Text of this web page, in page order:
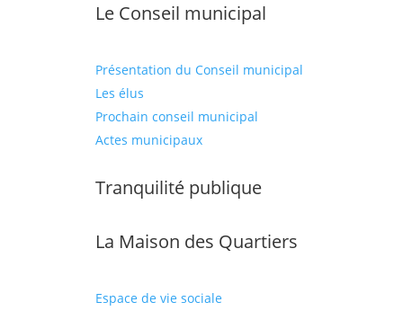
Le Conseil municipal
Présentation du Conseil municipal
Les élus
Prochain conseil municipal
Actes municipaux
Tranquilité publique
La Maison des Quartiers
Espace de vie sociale